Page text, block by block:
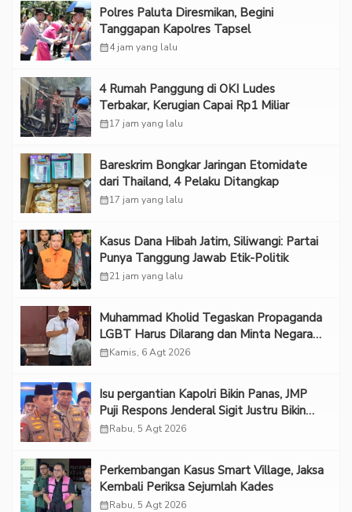
Polres Paluta Diresmikan, Begini
Tanggapan Kapolres Tapsel
calendar_month4 jam yang lalu
‎4 Rumah Panggung di OKI Ludes
Terbakar, Kerugian Capai Rp1 Miliar
calendar_month17 jam yang lalu
Bareskrim Bongkar Jaringan Etomidate
dari Thailand, 4 Pelaku Ditangkap
calendar_month17 jam yang lalu
Kasus Dana Hibah Jatim, Siliwangi: Partai
Punya Tanggung Jawab Etik-Politik
calendar_month21 jam yang lalu
Muhammad Kholid Tegaskan Propaganda
LGBT Harus Dilarang dan Minta Negara
Melindungi Korban
calendar_monthKamis, 6 Agt 2026
Isu pergantian Kapolri Bikin Panas, JMP
Puji Respons Jenderal Sigit Justru Bikin
“Adem”
calendar_monthRabu, 5 Agt 2026
Perkembangan Kasus Smart Village, Jaksa
Kembali Periksa Sejumlah Kades
calendar_monthRabu, 5 Agt 2026